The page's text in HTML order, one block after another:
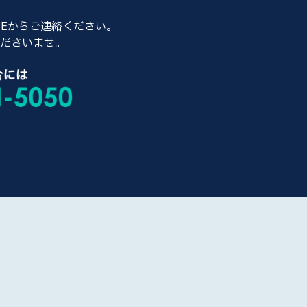
らご連絡ください。
さいませ。